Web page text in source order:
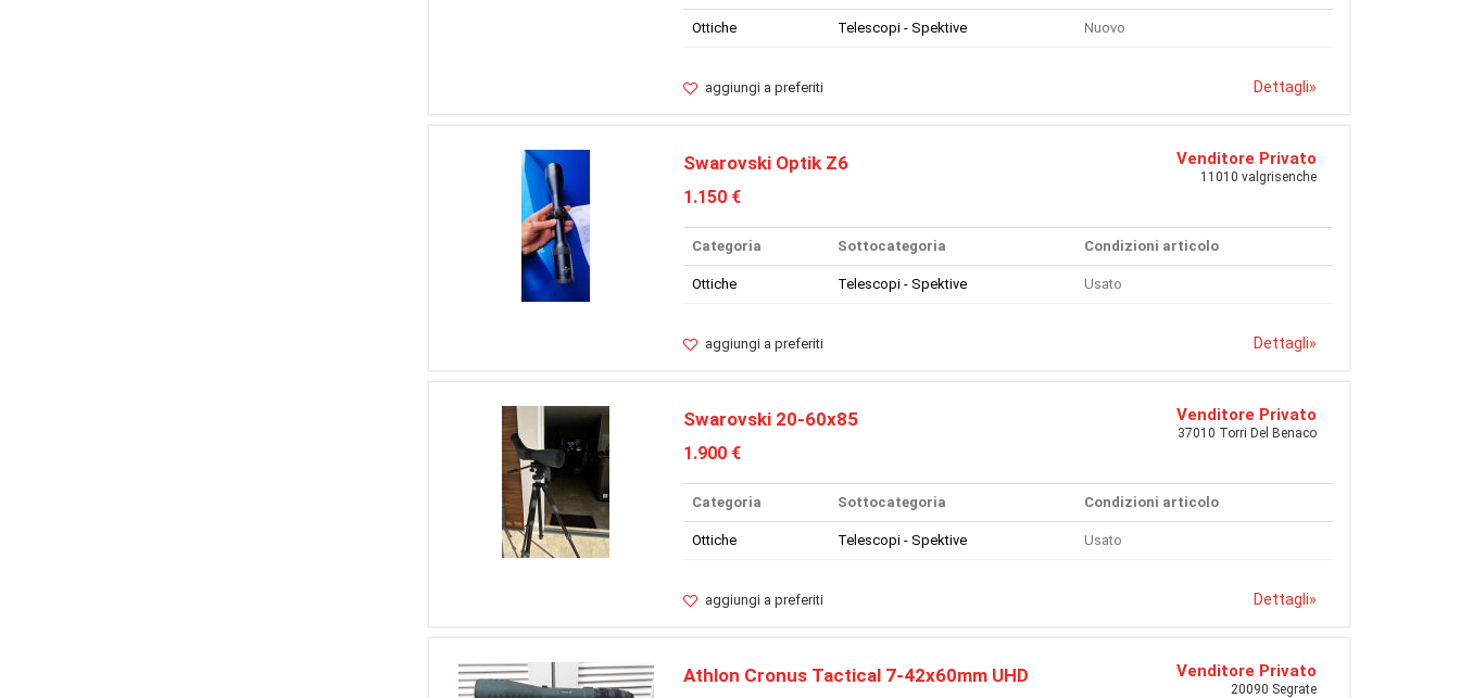
Ottiche Telescopi - Spektive Nuovo
aggiungi a preferiti Dettagli»
Swarovski Optik Z6
1.150 €
Venditore Privato
11010 valgrisenche
Categoria Sottocategoria Condizioni articolo
Ottiche Telescopi - Spektive Usato
aggiungi a preferiti Dettagli»
Swarovski 20-60x85
1.900 €
Venditore Privato
37010 Torri Del Benaco
Categoria Sottocategoria Condizioni articolo
Ottiche Telescopi - Spektive Usato
aggiungi a preferiti Dettagli»
Athlon Cronus Tactical 7-42x60mm UHD Venditore Privato
20090 Segrate